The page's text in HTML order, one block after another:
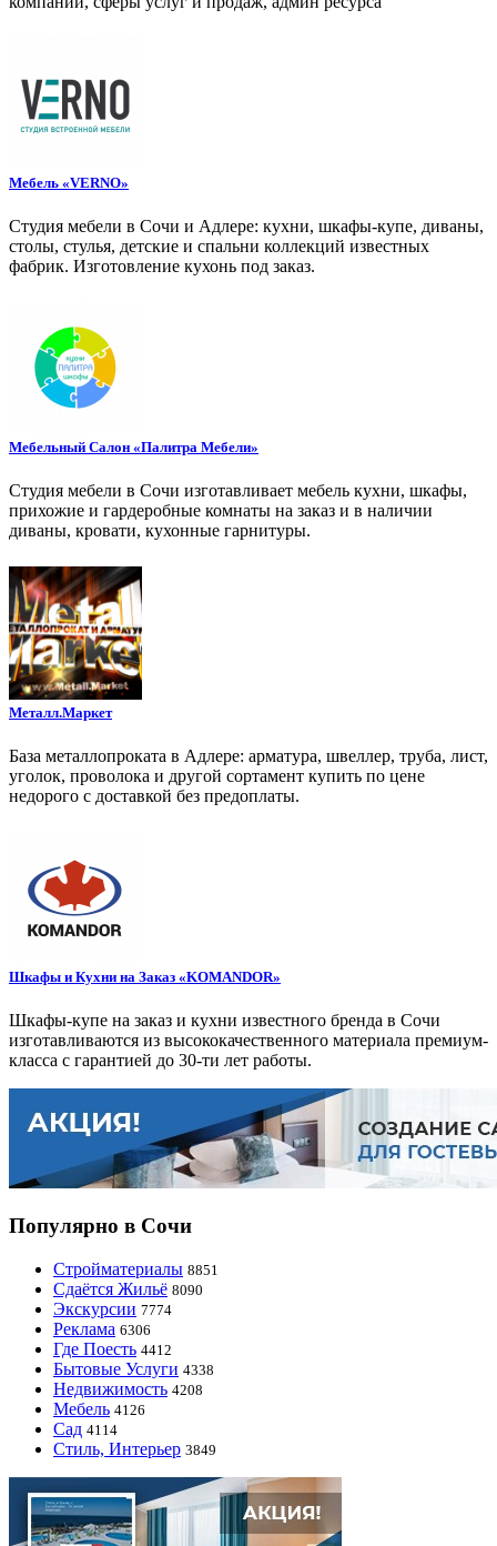
Мебель «VERNO»
Студия мебели в Сочи и Адлере: кухни, шкафы-купе, диваны,
столы, стулья, детские и спальни коллекций известных
фабрик. Изготовление кухонь под заказ.
Мебельный Салон «Палитра Мебели»
Студия мебели в Сочи изготавливает мебель кухни, шкафы,
прихожие и гардеробные комнаты на заказ и в наличии
диваны, кровати, кухонные гарнитуры.
Металл.Маркет
База металлопроката в Адлере: арматура, швеллер, труба, лист,
уголок, проволока и другой сортамент купить по цене
недорого с доставкой без предоплаты.
Шкафы и Кухни на Заказ «KOMANDOR»
Шкафы-купе на заказ и кухни известного бренда в Сочи
изготавливаются из высококачественного материала премиум-
класса с гарантией до 30-ти лет работы.
Популярно в Сочи
Стройматериалы 8851
Сдаётся Жильё 8090
Экскурсии 7774
Реклама 6306
Где Поесть 4412
Бытовые Услуги 4338
Недвижимость 4208
Мебель 4126
Сад 4114
Стиль, Интерьер 3849